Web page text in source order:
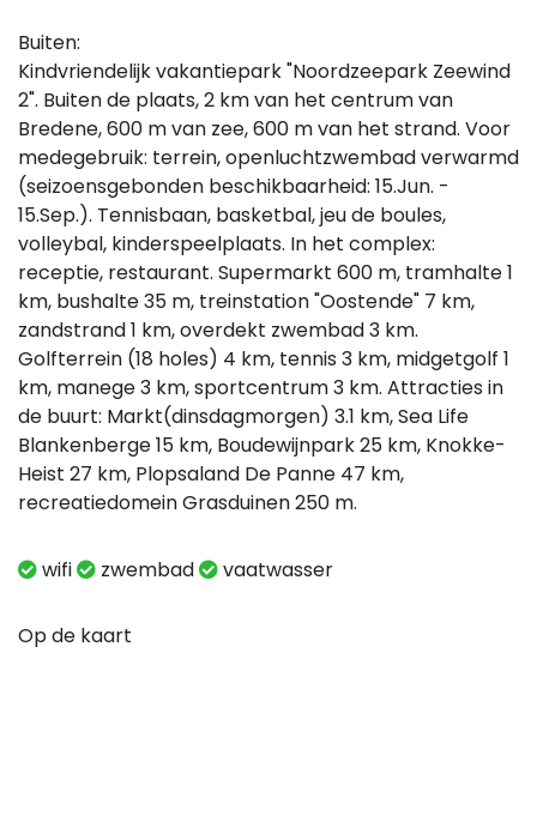
Buiten:
Kindvriendelijk vakantiepark "Noordzeepark Zeewind
2". Buiten de plaats, 2 km van het centrum van
Bredene, 600 m van zee, 600 m van het strand. Voor
medegebruik: terrein, openluchtzwembad verwarmd
(seizoensgebonden beschikbaarheid: 15.Jun. -
15.Sep.). Tennisbaan, basketbal, jeu de boules,
volleybal, kinderspeelplaats. In het complex:
receptie, restaurant. Supermarkt 600 m, tramhalte 1
km, bushalte 35 m, treinstation "Oostende" 7 km,
zandstrand 1 km, overdekt zwembad 3 km.
Golfterrein (18 holes) 4 km, tennis 3 km, midgetgolf 1
km, manege 3 km, sportcentrum 3 km. Attracties in
de buurt: Markt(dinsdagmorgen) 3.1 km, Sea Life
Blankenberge 15 km, Boudewijnpark 25 km, Knokke-
Heist 27 km, Plopsaland De Panne 47 km,
recreatiedomein Grasduinen 250 m.
wifi zwembad vaatwasser
Op de kaart